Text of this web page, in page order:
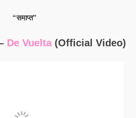
“समाप्त”
De Vuelta(Official Video)